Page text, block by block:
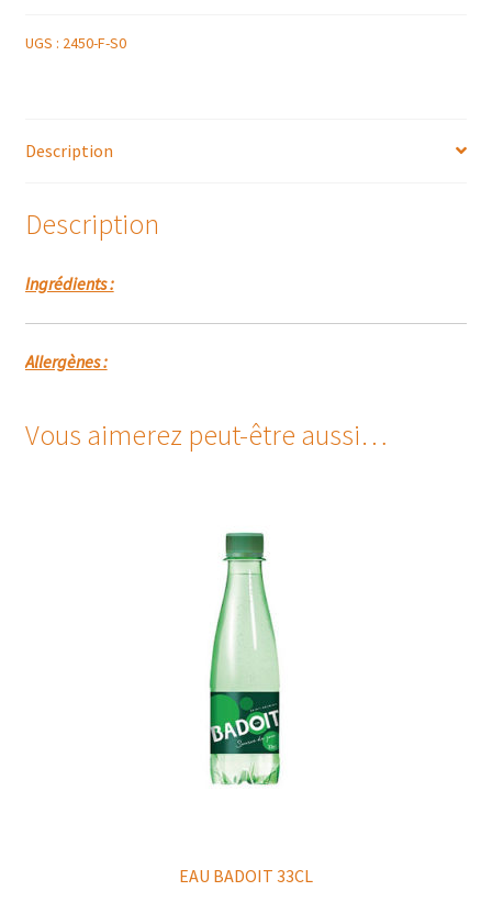
UGS : 2450-F-S0
Description
Description
Ingrédients :
Allergènes :
Vous aimerez peut-être aussi…
EAU BADOIT 33CL